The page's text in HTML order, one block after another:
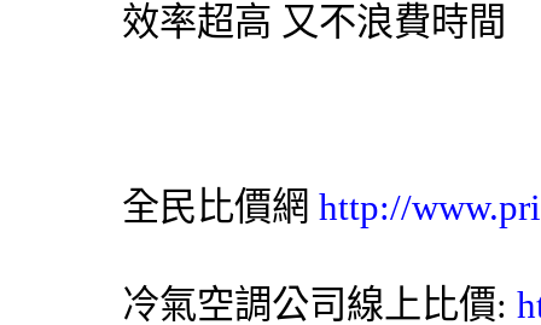
效率超高 又不浪費時間
全民比價網 http://
冷氣空調公司線上比價: